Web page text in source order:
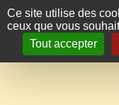
Panneau de gestion des
Ce site utilise des
ceux que vous
Tout accepter